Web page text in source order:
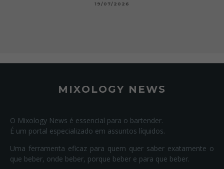
19/07/2026
MIXOLOGY NEWS
O Mixology News é essencial para o bartender.
É um portal especializado em assuntos líquidos.
Uma ferramenta eficaz para quem quer saber exatamente o
que beber, onde beber, porque beber e para que beber.